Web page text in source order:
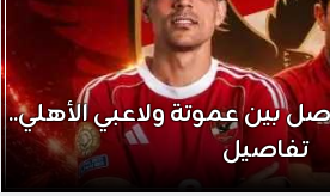
بين عموتة ولاعبي الأهلي..
تفاصيل